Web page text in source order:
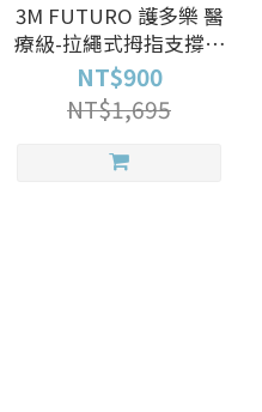
3M FUTURO 護多樂 醫
療級-拉繩式拇指支撐型
護腕
NT$900
NT$1,695